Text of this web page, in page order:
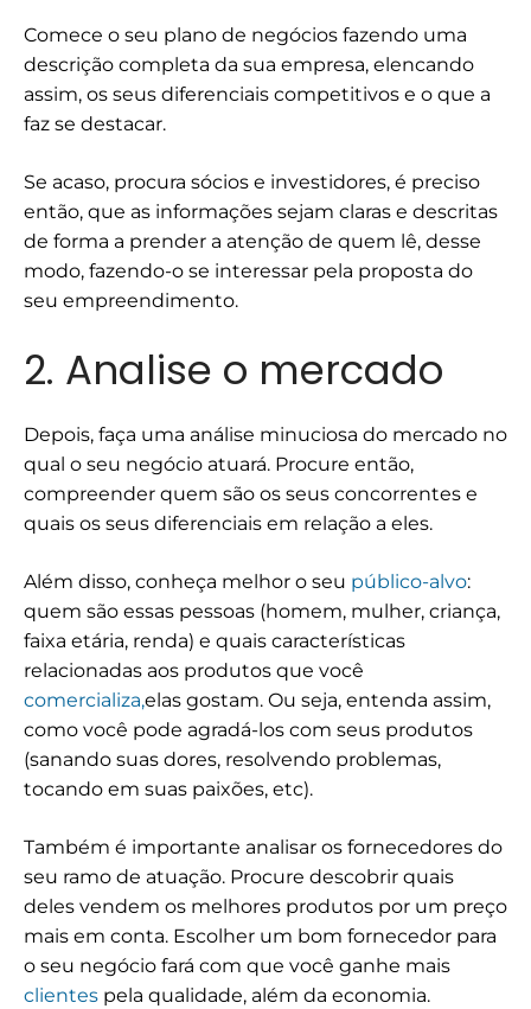
Comece o seu plano de negócios fazendo uma
descrição completa da sua empresa, elencando
assim, os seus diferenciais competitivos e o que a
faz se destacar.
Se acaso, procura sócios e investidores, é preciso
então, que as informações sejam claras e descritas
de forma a prender a atenção de quem lê, desse
modo, fazendo-o se interessar pela proposta do
seu empreendimento.
2. Analise o mercado
Depois, faça uma análise minuciosa do mercado no
qual o seu negócio atuará. Procure então,
compreender quem são os seus concorrentes e
quais os seus diferenciais em relação a eles.
Além disso, conheça melhor o seu público-alvo:
quem são essas pessoas (homem, mulher, criança,
faixa etária, renda) e quais características
relacionadas aos produtos que você
comercializa,elas gostam. Ou seja, entenda assim,
como você pode agradá-los com seus produtos
(sanando suas dores, resolvendo problemas,
tocando em suas paixões, etc).
Também é importante analisar os fornecedores do
seu ramo de atuação. Procure descobrir quais
deles vendem os melhores produtos por um preço
mais em conta. Escolher um bom fornecedor para
o seu negócio fará com que você ganhe mais
clientes pela qualidade, além da economia.